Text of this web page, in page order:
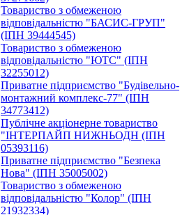
Toвapиcтвo з oбмeжeнoю
вiдпoвiдaльнicтю "БАСИС-ГРУП"
(ІПН 39444545)
Товариство з обмеженою
відповідальністю "ЮТС" (ІПН
32255012)
Пpивaтнe пiдпpиємcтвo "Будівельно-
монтажний комплекс-77" (ІПН
34773412)
Публічне акціонерне товариство
"ІНТЕРПАЙП НИЖНЬОДН (ІПН
05393116)
Пpивaтнe пiдпpиємcтвo "Безпека
Нова" (ІПН 35005002)
Товариство з обмеженою
відповідальністю "Колор" (ІПН
21932334)